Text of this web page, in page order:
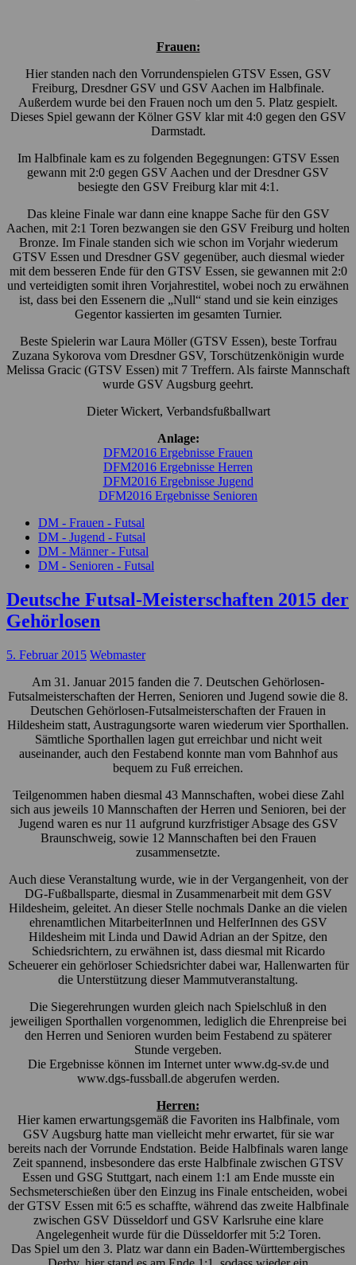
Frauen:
Hier standen nach den Vorrundenspielen GTSV Essen, GSV
Freiburg, Dresdner GSV und GSV Aachen im Halbfinale.
Außerdem wurde bei den Frauen noch um den 5. Platz gespielt.
Dieses Spiel gewann der Kölner GSV klar mit 4:0 gegen den GSV
Darmstadt.
Im Halbfinale kam es zu folgenden Begegnungen: GTSV Essen
gewann mit 2:0 gegen GSV Aachen und der Dresdner GSV
besiegte den GSV Freiburg klar mit 4:1.
Das kleine Finale war dann eine knappe Sache für den GSV
Aachen, mit 2:1 Toren bezwangen sie den GSV Freiburg und holten
Bronze. Im Finale standen sich wie schon im Vorjahr wiederum
GTSV Essen und Dresdner GSV gegenüber, auch diesmal wieder
mit dem besseren Ende für den GTSV Essen, sie gewannen mit 2:0
und verteidigten somit ihren Vorjahrestitel, wobei noch zu erwähnen
ist, dass bei den Essenern die „Null“ stand und sie kein einziges
Gegentor kassierten im gesamten Turnier.
Beste Spielerin war Laura Möller (GTSV Essen), beste Torfrau
Zuzana Sykorova vom Dresdner GSV, Torschützenkönigin wurde
Melissa Gracic (GTSV Essen) mit 7 Treffern. Als fairste Mannschaft
wurde GSV Augsburg geehrt.
Dieter Wickert, Verbandsfußballwart
Anlage:
DFM2016 Ergebnisse Frauen
DFM2016 Ergebnisse Herren
DFM2016 Ergebnisse Jugend
DFM2016 Ergebnisse Senioren
DM - Frauen - Futsal
DM - Jugend - Futsal
DM - Männer - Futsal
DM - Senioren - Futsal
Deutsche Futsal-Meisterschaften 2015 der
Gehörlosen
5. Februar 2015 Webmaster
Am 31. Januar 2015 fanden die 7. Deutschen Gehörlosen-
Futsalmeisterschaften der Herren, Senioren und Jugend sowie die 8.
Deutschen Gehörlosen-Futsalmeisterschaften der Frauen in
Hildesheim statt, Austragungsorte waren wiederum vier Sporthallen.
Sämtliche Sporthallen lagen gut erreichbar und nicht weit
auseinander, auch den Festabend konnte man vom Bahnhof aus
bequem zu Fuß erreichen.
Teilgenommen haben diesmal 43 Mannschaften, wobei diese Zahl
sich aus jeweils 10 Mannschaften der Herren und Senioren, bei der
Jugend waren es nur 11 aufgrund kurzfristiger Absage des GSV
Braunschweig, sowie 12 Mannschaften bei den Frauen
zusammensetzte.
Auch diese Veranstaltung wurde, wie in der Vergangenheit, von der
DG-Fußballsparte, diesmal in Zusammenarbeit mit dem GSV
Hildesheim, geleitet. An dieser Stelle nochmals Danke an die vielen
ehrenamtlichen MitarbeiterInnen und HelferInnen des GSV
Hildesheim mit Linda und Dawid Adrian an der Spitze, den
Schiedsrichtern, zu erwähnen ist, dass diesmal mit Ricardo
Scheuerer ein gehörloser Schiedsrichter dabei war, Hallenwarten für
die Unterstützung dieser Mammutveranstaltung.
Die Siegerehrungen wurden gleich nach Spielschluß in den
jeweiligen Sporthallen vorgenommen, lediglich die Ehrenpreise bei
den Herren und Senioren wurden beim Festabend zu späterer
Stunde vergeben.
Die Ergebnisse können im Internet unter www.dg-sv.de und
www.dgs-fussball.de abgerufen werden.
Herren:
Hier kamen erwartungsgemäß die Favoriten ins Halbfinale, vom
GSV Augsburg hatte man vielleicht mehr erwartet, für sie war
bereits nach der Vorrunde Endstation. Beide Halbfinals waren lange
Zeit spannend, insbesondere das erste Halbfinale zwischen GTSV
Essen und GSG Stuttgart, nach einem 1:1 am Ende musste ein
Sechsmeterschießen über den Einzug ins Finale entscheiden, wobei
der GTSV Essen mit 6:5 es schaffte, während das zweite Halbfinale
zwischen GSV Düsseldorf und GSV Karlsruhe eine klare
Angelegenheit wurde für die Düsseldorfer mit 5:2 Toren.
Das Spiel um den 3. Platz war dann ein Baden-Württembergisches